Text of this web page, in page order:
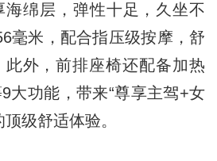
海绵层，弹性十足，久坐不
毫米，配合指压级按摩，舒
外，前排座椅还配备加热
大功能，带来“尊享主驾+女
级舒适体验。